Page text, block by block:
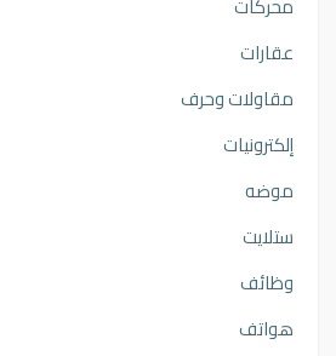
عقارات
مقاولات وحرف
إلكترونيات
موضه
ستلايت
وظائف
هواتف